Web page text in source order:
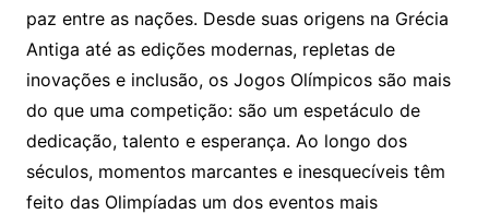
paz entre as nações. Desde suas origens na Grécia
Antiga até as edições modernas, repletas de
inovações e inclusão, os Jogos Olímpicos são mais
do que uma competição: são um espetáculo de
dedicação, talento e esperança. Ao longo dos
séculos, momentos marcantes e inesquecíveis têm
feito das Olimpíadas um dos eventos mais